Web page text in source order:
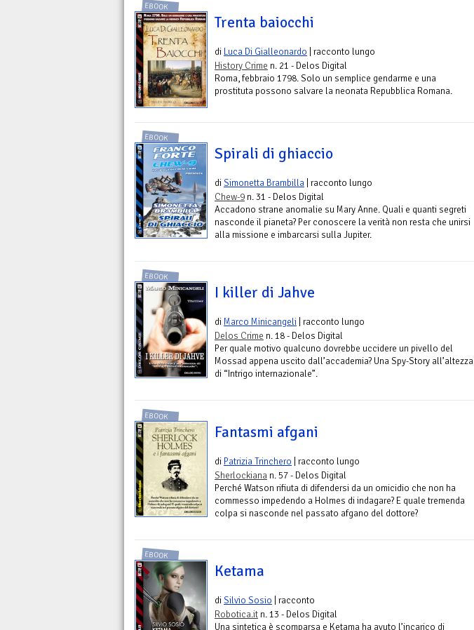
EBOOK
Trenta baiocchi
di Luca Di Gialleonardo | racconto lungo
History Crime n. 21 - Delos Digital
Roma, febbraio 1798. Solo un semplice gendarme e una
prostituta possono salvare la neonata Repubblica Romana.
EBOOK
Spirali di ghiaccio
diSimonetta Brambilla | racconto lungo
Chew-9 n. 31 - Delos Digital
Accadono strane anomalie su Mary Anne. Quali e quanti segreti
nasconde il pianeta? Per conoscere la verità non resta che unirsi
alla missione e imbarcarsi sulla Jupiter.
EBOOK
I killer di Jahve
di Marco Minicangeli | racconto lungo
Delos Crime n. 18 - Delos Digital
Per quale motivo qualcuno dovrebbe uccidere un pivello del
Mossad appena uscito dall’accademia? Una Spy-Story all’altezza
di “Intrigo internazionale”.
EBOOK
Fantasmi afgani
di Patrizia Trinchero | racconto lungo
Sherlockiana n. 57 - Delos Digital
Perché Watson rifiuta di difendersi da un omicidio che non ha
commesso impedendo a Holmes di indagare? E quale tremenda
colpa si nasconde nel passato afgano del dottore?
EBOOK
Ketama
diSilvio Sosio | racconto
Robotica.it n. 13 - Delos Digital
Una sintetica è scomparsa e Ketama ha avuto l’incarico di